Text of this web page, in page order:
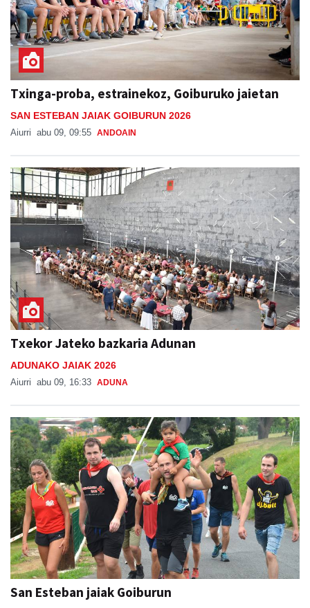
Txinga-proba, estrainekoz, Goiburuko jaietan
SAN ESTEBAN JAIAK GOIBURUN 2026
Aiurri abu 09, 09:55 ANDOAIN
Txekor Jateko bazkaria Adunan
ADUNAKO JAIAK 2026
Aiurri abu 09, 16:33 ADUNA
San Esteban jaiak Goiburun